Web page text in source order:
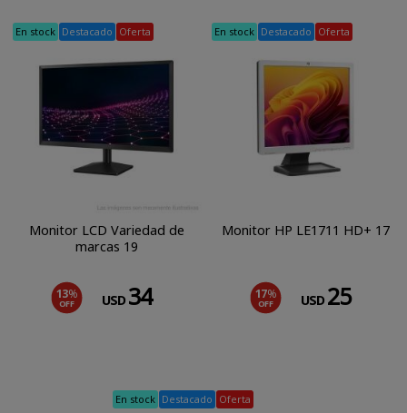
En stock Destacado Oferta
Monitor LCD Variedad de
marcas 19
13%
OFF USD 34
En stock Destacado Oferta
Monitor HP LE1711 HD+ 17
17%
OFF USD 25
En stock Destacado Oferta